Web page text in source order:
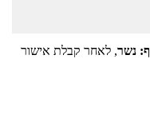
נשר, לאחר קבלת אישור